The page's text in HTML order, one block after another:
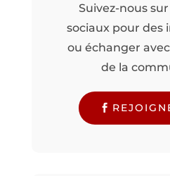
Suivez-nous
sociaux pour des
ou échanger
de la